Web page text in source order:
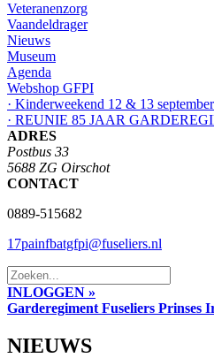
Veteranenzorg
Vaandeldrager
Nieuws
Museum
Agenda
Webshop GFPI
· Kinderweekend 12 & 13
· REUNIE 85 JAAR
ADRES
Postbus 33
5688 ZG Oirschot
CONTACT
0889-515682
17painfbatgfpi@fuseliers.nl
INLOGGEN »
Garderegiment Fuseliers Prinses
NIEUWS